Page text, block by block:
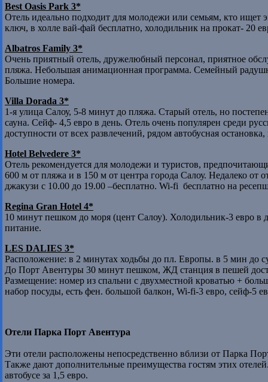
Best Oasis Park 3*
Отель идеально подходит для молодежи или семьям, кто ищет
ключ, в холле вай-фай бесплатно, холодильник на прокат- 20
Albatros Family 3*
Очень приятный отель, дружелюбный персонал, приятное
пляжа. Небольшая анимационная программа. Семейный
Большие номера.
Villa Dorada 3*
1-я улица Салоу, 5-8 минут до пляжа. Старый отель, но
сауна. Сейф- 4,5 евро в день. Отель очень популярен среди
доступности от всех развлечений, рядом автобусная
Hotel Belvedere 3*
Отель рекомендуется для молодежи и туристов,
600 м от пляжа и в 150 м от центра города Салоу. Недалеко от
джакузи с 10.00 до 19.00 –бесплатно. Wi-fi бесплатно на
Regina Gran Hotel 4*
10 минут пешком до моря (цент Салоу). Холодильник-3 евро
питание.
LES DALIES 3*
Расположение: в 2 минутах ходьбы до пл. Европы. в 5 мин до
До Порт Авентуры 30 минут пешком, ЖД станция в пешей
Размещение: номер из спальни с двухместной кроватью +
набор посуды, есть фен. большой балкон, Wi-fi-3 евро, сейф-5
Отели Парка Порт Авентура
Эти отели расположены непосредственно вблизи от Парка
Также дают дополнительные преимущества гостям этих
автобусе за 1,5 евро.